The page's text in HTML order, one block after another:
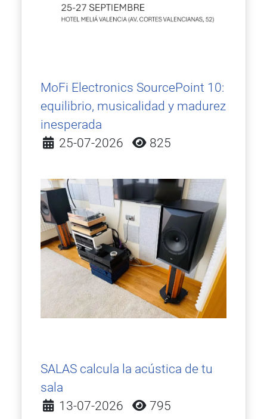
MoFi Electronics SourcePoint 10:
equilibrio, musicalidad y madurez
inesperada
Detalles
25-07-2026 825
SALAS calcula la acústica de tu
sala
Detalles
13-07-2026 795